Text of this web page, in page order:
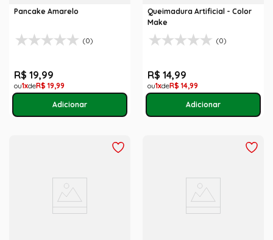
Pancake Amarelo
(0)
R$ 19,99
1 R$ 19,99
Queimadura Artificial - Color
Make
(0)
R$ 14,99
1 R$ 14,99